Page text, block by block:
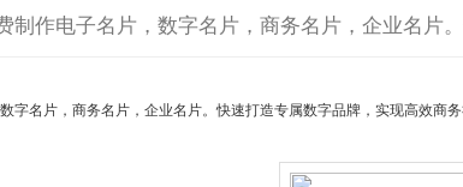
制作电子名片，数字名片，商务名片，企业名片
字名片，商务名片，企业名片。快速打造专属数字品牌，实现高效商